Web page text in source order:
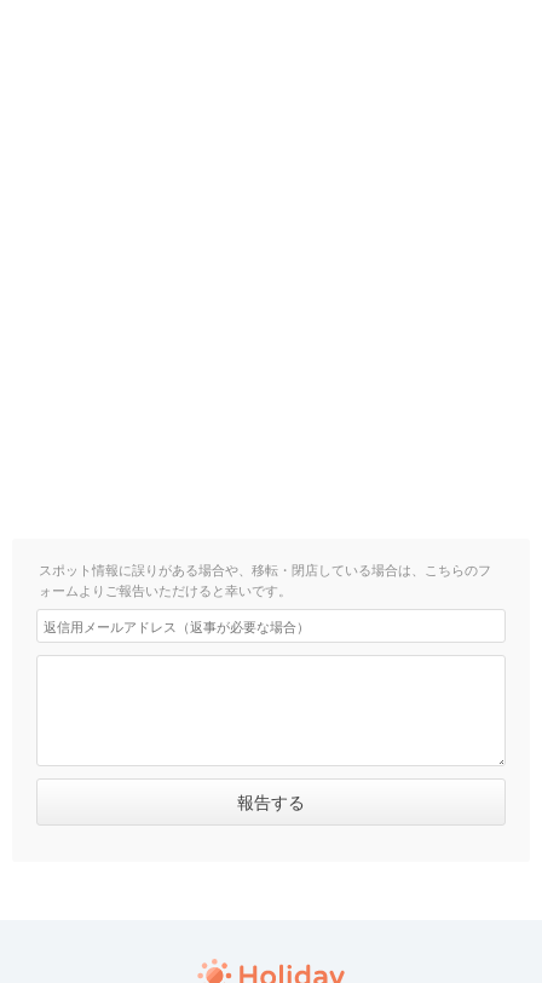
スポット情報に誤りがある場合や、移転・閉店している場合は、こちらのフ
ォームよりご報告いただけると幸いです。